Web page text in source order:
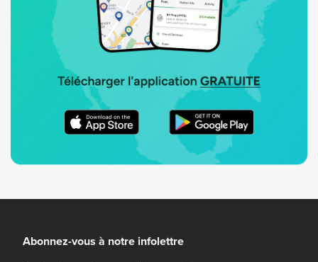
Abonnez-vous à notre infolettre